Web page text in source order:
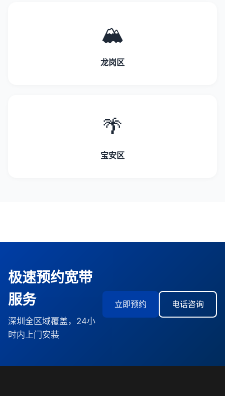
🏔️
龙岗区
🌴
宝安区
极速预约宽带
服务
深圳全区域覆盖，24小
时内上门安装
立即预约 电话咨询